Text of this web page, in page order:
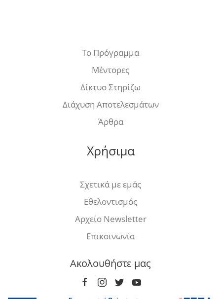
Το Πρόγραμμα
Μέντορες
Δίκτυο Στηρίζω
Διάχυση Αποτελεσμάτων
Άρθρα
Χρήσιμα
Σχετικά με εμάς
Εθελοντισμός
Αρχείο Newsletter
Επικοινωνία
Ακολουθήστε μας